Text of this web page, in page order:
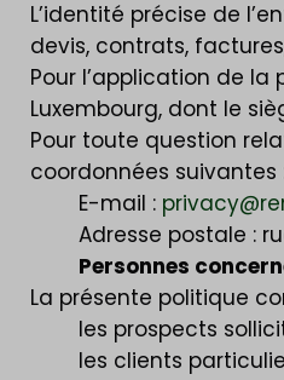
L’identité précise de
devis, contrats,
Pour l’application de la
Luxembourg, dont le
Pour toute question
coordonnées suivantes
E-mail :
Adresse postale :
Personnes
La présente politique
les prospects
les clients